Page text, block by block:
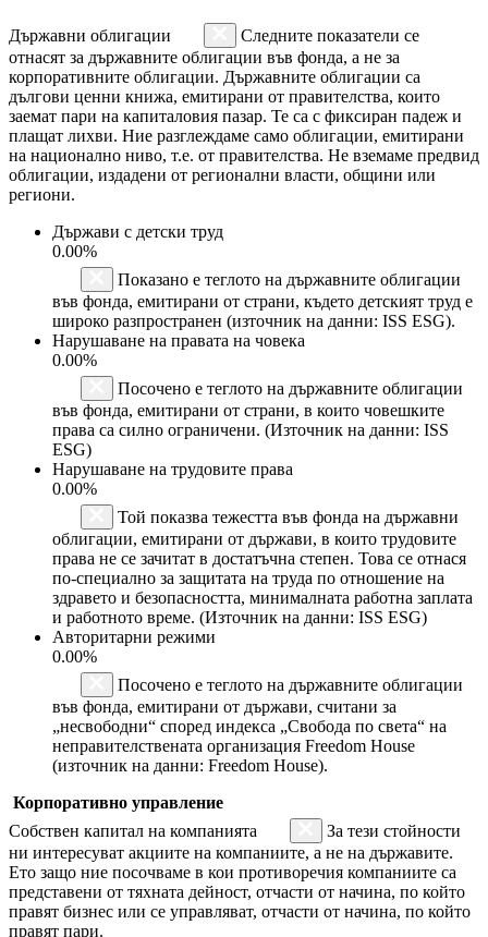
Държавни облигации
Следните показатели се
отнасят за държавните облигации във фонда, а не за
корпоративните облигации. Държавните облигации са
дългови ценни книжа, емитирани от правителства, които
заемат пари на капиталовия пазар. Те са с фиксиран падеж и
плащат лихви. Ние разглеждаме само облигации, емитирани
на национално ниво, т.е. от правителства. Не вземаме предвид
облигации, издадени от регионални власти, общини или
региони.
Държави с детски труд
0.00%
Показано е теглото на държавните облигации
във фонда, емитирани от страни, където детският труд е
широко разпространен (източник на данни: ISS ESG).
Нарушаване на правата на човека
0.00%
Посочено е теглото на държавните облигации
във фонда, емитирани от страни, в които човешките
права са силно ограничени. (Източник на данни: ISS
ESG)
Нарушаване на трудовите права
0.00%
Той показва тежестта във фонда на държавни
облигации, емитирани от държави, в които трудовите
права не се зачитат в достатъчна степен. Това се отнася
по-специално за защитата на труда по отношение на
здравето и безопасността, минималната работна заплата
и работното време. (Източник на данни: ISS ESG)
Авторитарни режими
0.00%
Посочено е теглото на държавните облигации
във фонда, емитирани от държави, считани за
„несвободни“ според индекса „Свобода по света“ на
неправителствената организация Freedom House
(източник на данни: Freedom House).
Корпоративно управление
Собствен капитал на компанията
За тези стойности
ни интересуват акциите на компаниите, а не на държавите.
Ето защо ние посочваме в кои противоречия компаниите са
представени от тяхната дейност, отчасти от начина, по който
правят бизнес или се управляват, отчасти от начина, по който
правят пари.